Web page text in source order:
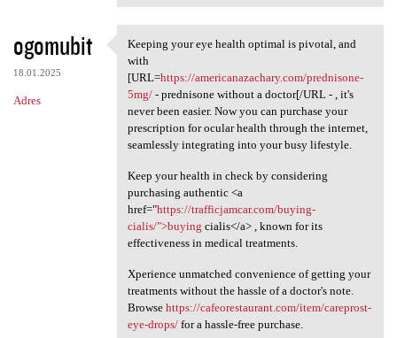
ogomubit
18.01.2025
Adres
Keeping your eye health
Keeping your eye health optimal is pivotal, and
with
[URL=https://americanazachary.com/prednisone-
5mg/- prednisone without a doctor[/URL - , it's
never been easier. Now you can purchase your
prescription for ocular health through the internet,
seamlessly integrating into your busy lifestyle.
Keep your health in check by considering
purchasing authentic <a
href="https://trafficjamcar.com/buying-
cialis/">buying cialis</a> , known for its
effectiveness in medical treatments.
Xperience unmatched convenience of getting your
treatments without the hassle of a doctor's note.
Browse https://cafeorestaurant.com/item/careprost-
eye-drops/for a hassle-free purchase.